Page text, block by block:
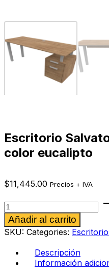
Escritorio
color eucalipto
$11,445.00 Precios + IVA
Escritorio
Salvato
con
archivero
134
eucalipto
cantidad
Añadir al carrito
SKU: Categories:
Descripción
Información